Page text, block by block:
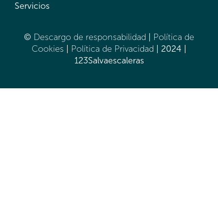
Servicios
© Descargo de responsabilidad
Política de
Cookies
Política de Privacidad | 2024 |
123Salvaescaleras